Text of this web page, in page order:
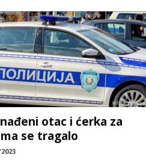
otac i ćerka za
se tragalo